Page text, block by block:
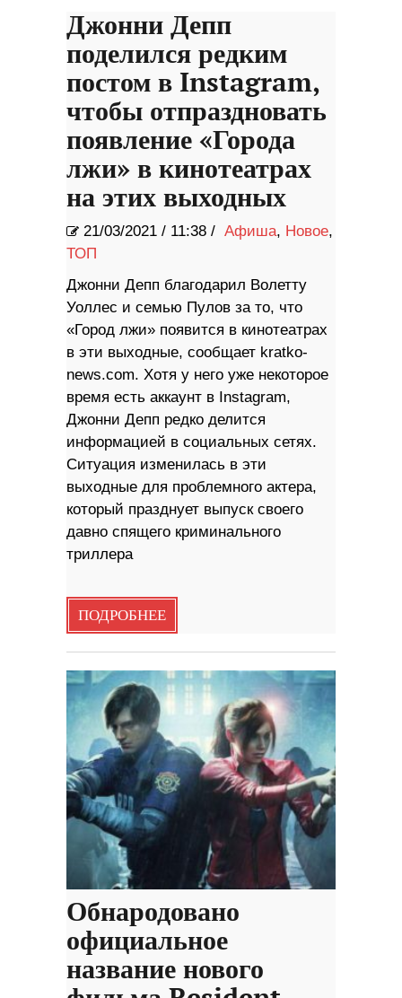
Джонни Депп
поделился редким
постом в Instagram,
чтобы отпраздновать
появление «Города
лжи» в кинотеатрах
на этих выходных
21/03/2021 / 11:38 / Афиша, Новое,
ТОП
Джонни Депп благодарил Волетту
Уоллес и семью Пулов за то, что
«Город лжи» появится в кинотеатрах
в эти выходные, сообщает kratko-
news.com. Хотя у него уже некоторое
время есть аккаунт в Instagram,
Джонни Депп редко делится
информацией в социальных сетях.
Ситуация изменилась в эти
выходные для проблемного актера,
который празднует выпуск своего
давно спящего криминального
триллера
ПОДРОБНЕЕ
Обнародовано
официальное
название нового